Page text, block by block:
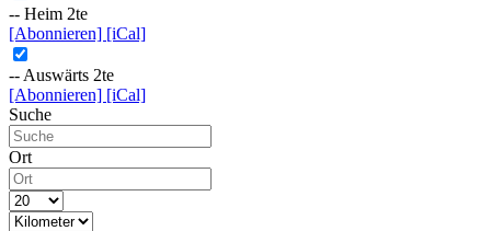
-- Heim 2te
[Abonnieren] [iCal]
-- Auswärts 2te
[Abonnieren] [iCal]
Suche
Ort